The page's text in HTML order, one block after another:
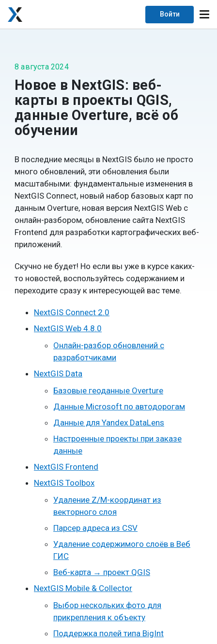
Войти
8 августа 2024
Новое в NextGIS: веб-
карты в проекты QGIS,
данные Overture, всё об
обучении
В последние месяцы в NextGIS было не просто
много обновлений, эти обновления были
масштабными: фундаментальные изменения в
NextGIS Connect, новый набор базовых карт по
данным Overture, новая версия NextGIS Web с
онлайн-разбором, обновление сайта NextGIS
Frontend для разработки картографических веб-
приложений.
Скучно не будет! Но если вы уже в курсе каких-
то новостей, воспользуйтесь содержанием и
переходите сразу к интересующей вас теме.
NextGIS Connect 2.0
NextGIS Web 4.8.0
Онлайн-разбор обновлений с
разработчиками
NextGIS Data
Базовые геоданные Overture
Данные Microsoft по автодорогам
Данные для Yandex DataLens
Настроенные проекты при заказе
данные
NextGIS Frontend
NextGIS Toolbox
Удаление Z/M-координат из
векторного слоя
Парсер адреса из CSV
Удаление содержимого слоёв в Веб
ГИС
Веб-карта → проект QGIS
NextGIS Mobile & Collector
Выбор нескольких фото для
прикрепления к объекту
Поддержка полей типа BigInt